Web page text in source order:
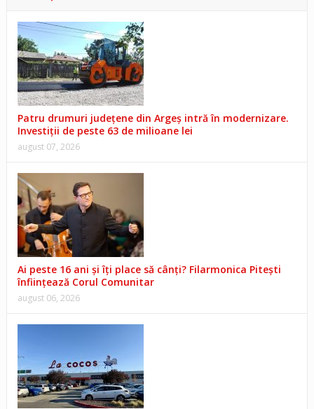
Patru drumuri județene din Argeș intră în modernizare.
Investiții de peste 63 de milioane lei
august 07, 2026
Ai peste 16 ani și îți place să cânți? Filarmonica Pitești
înființează Corul Comunitar
august 06, 2026